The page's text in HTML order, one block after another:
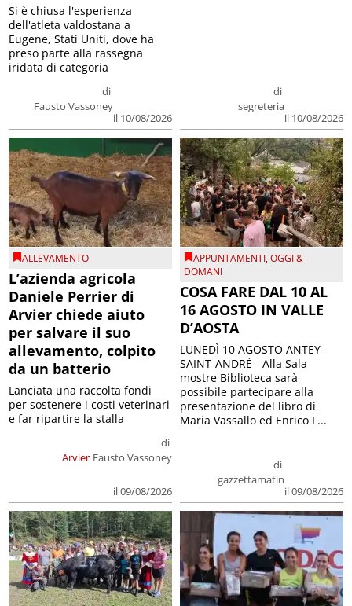
di
Fausto Vassoney
il 10/08/2026
Si è chiusa l'esperienza
dell'atleta valdostana a
Eugene, Stati Uniti, dove ha
preso parte alla rassegna
iridata di categoria
di
segreteria
il 10/08/2026
ALLEVAMENTO
L’azienda agricola
Daniele Perrier di
Arvier chiede aiuto
per salvare il suo
allevamento, colpito
da un batterio
Arvier
di
Fausto Vassoney
il 09/08/2026
Lanciata una raccolta fondi
per sostenere i costi veterinari
e far ripartire la stalla
APPUNTAMENTI,OGGI &
DOMANI
COSA FARE DAL 10 AL
16 AGOSTO IN VALLE
D’AOSTA
di
gazzettamatin
il 09/08/2026
LUNEDÌ 10 AGOSTO ANTEY-
SAINT-ANDRÉ - Alla Sala
mostre Biblioteca sarà
possibile partecipare alla
presentazione del libro di
Maria Vassallo ed Enrico F...